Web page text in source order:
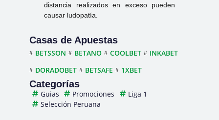
distancia realizados en exceso pueden
causar ludopatía.
Casas de Apuestas
BETSSON BETANO COOLBET
INKABET
DORADOBET
BETSAFE 1XBET
Categorías
Guias Promociones
Liga 1
Selección Peruana